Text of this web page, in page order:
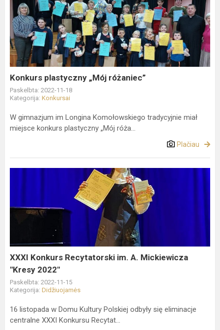
plastyczny
„Mój
różaniec”
Konkurs plastyczny „Mój różaniec”
Paskelbta: 2022-11-18
Kategorija: Konkursai
W gimnazjum im Longina Komołowskiego tradycyjnie miał
miejsce konkurs plastyczny „Mój róża...
Plačiau
im.
"Kresy
2022"
XXXI Konkurs Recytatorski im. A. Mickiewicza
"Kresy 2022"
Paskelbta: 2022-11-15
Kategorija: Didžiuojamės
16 listopada w Domu Kultury Polskiej odbyły się eliminacje
centralne XXXI Konkursu Recytat...